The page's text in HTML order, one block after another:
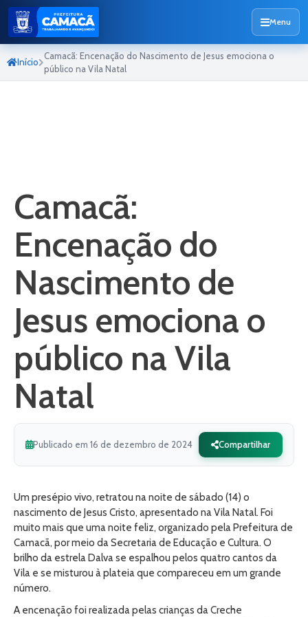
Menu
Início
Camacã: Encenação do Nascimento de Jesus emociona o
público na Vila Natal
Camacã:
Encenação do
Nascimento de
Jesus emociona o
público na Vila
Natal
Publicado em 16 de dezembro de 2024 Compartilhar
Um presépio vivo, retratou na noite de sábado (14) o
nascimento de Jesus Cristo, apresentado na Vila Natal. Foi
muito mais que uma noite feliz, organizado pela Prefeitura de
Camacã, por meio da Secretaria de Educação e Cultura. O
brilho da estrela Dalva se espalhou pelos quatro cantos da
Vila e se misturou à plateia que compareceu em um grande
número.
A encenação foi realizada pelas crianças da Creche